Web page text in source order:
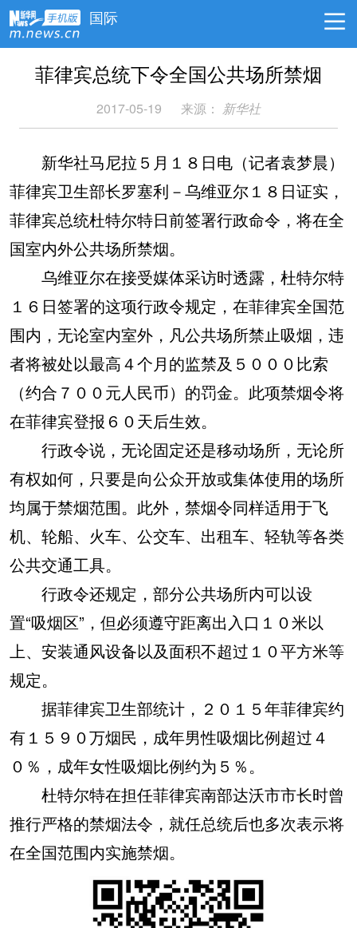
国际
菲律宾总统下令全国公共场所禁烟
2017-05-19 来源： 新华社
新华社马尼拉５月１８日电（记者袁梦晨）
菲律宾卫生部长罗塞利－乌维亚尔１８日证实，
菲律宾总统杜特尔特日前签署行政命令，将在全
国室内外公共场所禁烟。
乌维亚尔在接受媒体采访时透露，杜特尔特
１６日签署的这项行政令规定，在菲律宾全国范
围内，无论室内室外，凡公共场所禁止吸烟，违
者将被处以最高４个月的监禁及５０００比索
（约合７００元人民币）的罚金。此项禁烟令将
在菲律宾登报６０天后生效。
行政令说，无论固定还是移动场所，无论所
有权如何，只要是向公众开放或集体使用的场所
均属于禁烟范围。此外，禁烟令同样适用于飞
机、轮船、火车、公交车、出租车、轻轨等各类
公共交通工具。
行政令还规定，部分公共场所内可以设
置“吸烟区”，但必须遵守距离出入口１０米以
上、安装通风设备以及面积不超过１０平方米等
规定。
据菲律宾卫生部统计，２０１５年菲律宾约
有１５９０万烟民，成年男性吸烟比例超过４
０％，成年女性吸烟比例约为５％。
杜特尔特在担任菲律宾南部达沃市市长时曾
推行严格的禁烟法令，就任总统后也多次表示将
在全国范围内实施禁烟。